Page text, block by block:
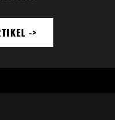
->
GEZ
WEITER